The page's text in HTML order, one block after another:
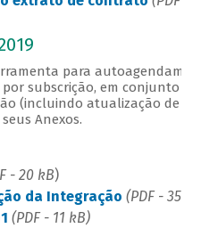
para
por subscrição, em conjunto
(incluindo atualização de
Anexos.
- 20 kB)
da Integração (PDF - 350
(PDF - 11 kB)